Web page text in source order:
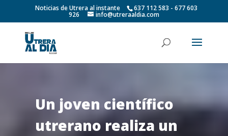
Noticias de Utrera al instante 637 112 583 - 677 603
926 info@utreraaldia.com
Un joven científico
utrerano realiza un